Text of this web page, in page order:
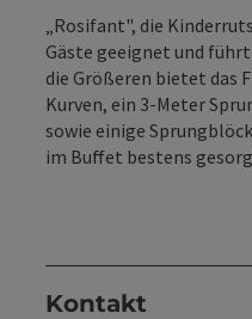
„Rosifant", die
Gäste geeignet und
die Größeren bietet das
Kurven, ein 3-Meter
sowie einige
im Buffet bestens
Kontakt